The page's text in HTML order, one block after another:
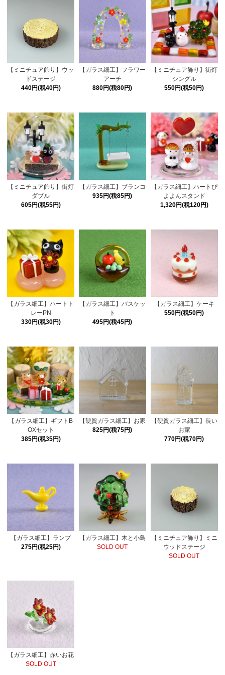
【ミニチュア飾り】ウッ
ドステージ
440円(税40円)
【ガラス細工】フラワー
アーチ
880円(税80円)
【ミニチュア飾り】街灯
シングル
550円(税50円)
【ミニチュア飾り】街灯
ダブル
605円(税55円)
【ガラス細工】ブランコ
935円(税85円)
【ガラス細工】ハートぴ
よよんスタンド
1,320円(税120円)
【ガラス細工】ハートト
レーPN
330円(税30円)
【ガラス細工】バスケッ
ト
495円(税45円)
【ガラス細工】ケーキ
550円(税50円)
【ガラス細工】ギフトB
OXセット
385円(税35円)
【硬質ガラス細工】お家
825円(税75円)
【硬質ガラス細工】長い
お家
770円(税70円)
【ガラス細工】ランプ
275円(税25円)
【ガラス細工】木と小鳥
SOLD OUT
【ミニチュア飾り】ミニ
ウッドステージ
SOLD OUT
【ガラス細工】赤いお花
SOLD OUT